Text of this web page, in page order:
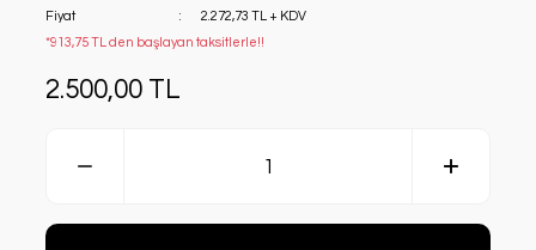
Fiyat
2.272,73 TL + KDV
*913,75 TL den başlayan taksitlerle!!
2.500,00 TL